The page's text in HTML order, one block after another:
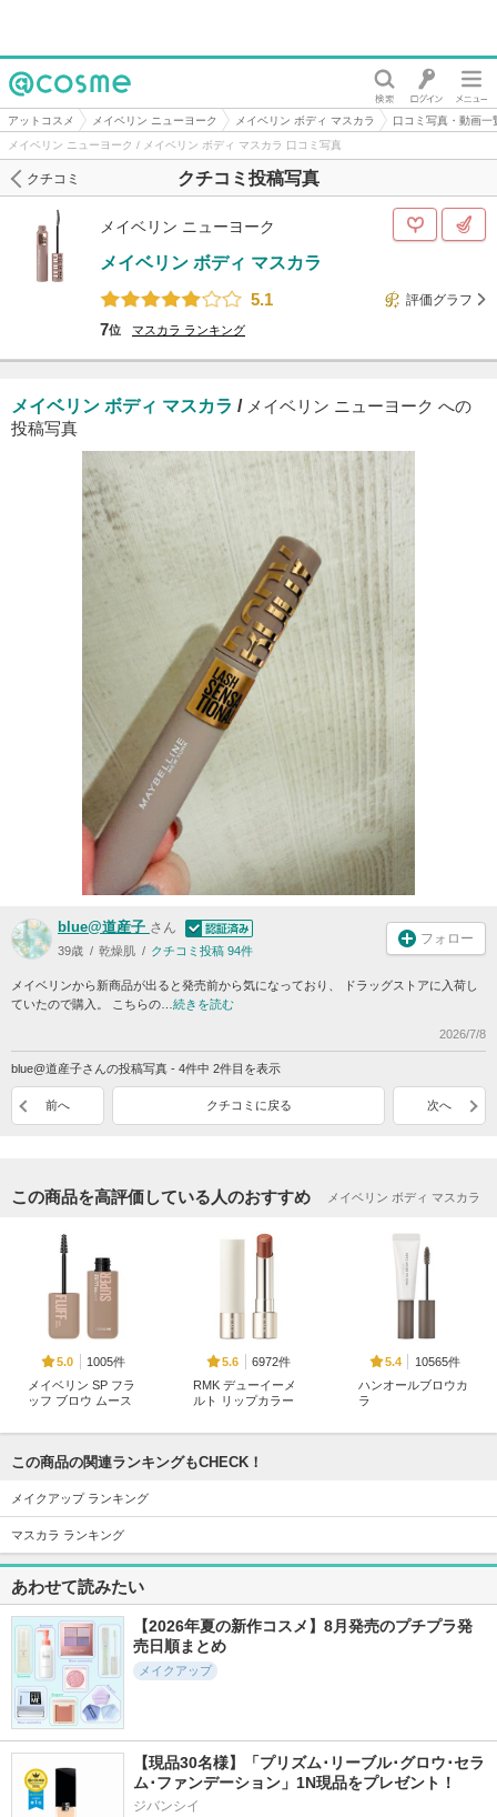
@cosme
アットコスメ メイベリン ニューヨーク メイベリン ボディ マスカラ
口コミ写真・動画一
メイベリン ニューヨーク / メイベリン ボディ マスカラ 口コミ写真
クチコミ投稿写真
クチコミ
メイベリン ニューヨーク
メイベリン ボディ マスカラ
5.1
評価グラフ
7位 マスカラ ランキング
メイベリン ボディ マスカラ / メイベリン ニューヨーク への
投稿写真
blue@道産子 さん
39歳 乾燥肌 クチコミ投稿 94件
フォロー
メイベリンから新商品が出ると発売前から気になっており、 ドラッグストアに入荷し
ていたので購入。 こちらの… 続きを読む
2026/7/8
blue@道産子さんの投稿写真 - 4件中 2件目を表示
前へ クチコミに戻る 次へ
この商品を高評価している人のおすすめ メイベリン ボディ マスカラ
5.0
1005件
メイベリン SP フラ
ッフ ブロウ ムース
5.6
6972件
RMK デューイーメ
ルト リップカラー
5.4
10565件
ハンオールブロウカ
ラ
5.1
1530件
ハイパーリフトマス
カラ
D-UP(ディーアップ)
ジューシーベリープ
ランピングリップオ
イル
TOCOBO
クリーミータッチラ
イナー
5.2
この商品の関連ランキングもCHECK！
メイクアップ ランキング
マスカラ ランキング
あわせて読みたい
【2026年夏の新作コスメ】8月発売のプチプラ発
売日順まとめ
メイクアップ
【現品30名様】「プリズム･リーブル･グロウ･セラ
ジバンシイ